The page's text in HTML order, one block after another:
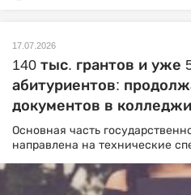
17.07.2026
140 тыс. грантов и уже
абитуриентов:
документов в колледжи
Основная часть
направлена на технические